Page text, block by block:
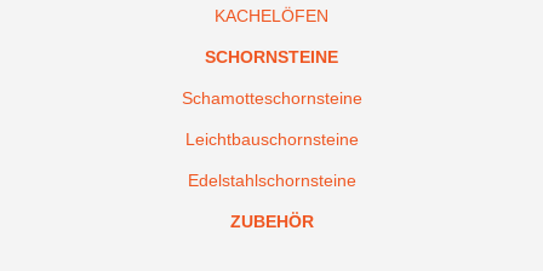
KACHELÖFEN
SCHORNSTEINE
Schamotteschornsteine
Leichtbauschornsteine
Edelstahlschornsteine
ZUBEHÖR